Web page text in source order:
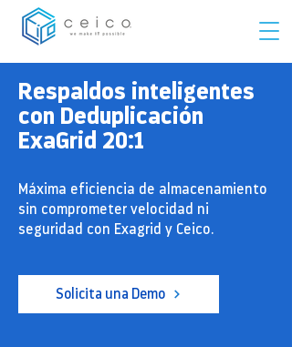
Respaldos inteligentes
con Deduplicación
ExaGrid 20:1
Máxima eficiencia de almacenamiento
sin comprometer velocidad ni
seguridad con Exagrid y Ceico.
Solicita una Demo